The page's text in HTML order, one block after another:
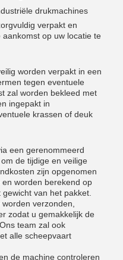
drukmachines
verpakt en
op uw locatie te
worden verpakt in een
tegen eventuele
zal worden bekleed met
ingepakt in
krassen of deuk
een gerenommeerd
de tijdige en veilige
zijn opgenomen
worden berekend op
van het pakket.
verzonden,
zodat u gemakkelijk de
team zal ook
alle scheepvaart
de machine controleren